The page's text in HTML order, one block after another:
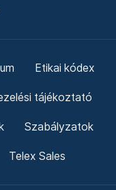
Etikai kódex
tájékoztató
Szabályzatok
Telex Sales